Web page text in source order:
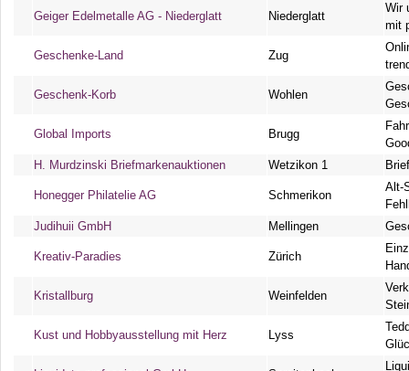
Geiger Edelmetalle AG - Niederglatt Niederglatt
Wir
mit
Geschenke-Land Zug
Geschenk-Korb Wohlen
Global Imports Brugg
H. Murdzinski Briefmarkenauktionen
Wetzikon 1
Honegger Philatelie AG Schmerikon
Alt-
Judihuii GmbH
Mellingen
Kreativ-Paradies Zürich
Kristallburg Weinfelden
Kust und Hobbyausstellung mit Herz Lyss